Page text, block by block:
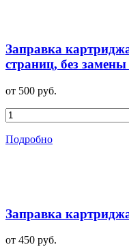
Заправка
страниц, без
от 500 руб.
Подробно
Заправка
от 450 руб.